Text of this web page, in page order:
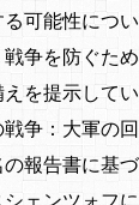
可能性につ
争を防ぐた
を提示してい
争：大軍の
報告書に基